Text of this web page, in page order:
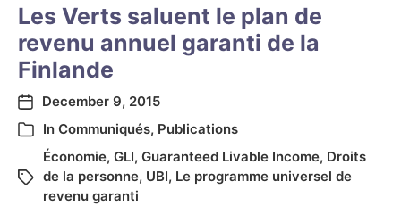
Les Verts saluent le plan de
revenu annuel garanti de la
Finlande
December 9, 2015
In Communiqués, Publications
Économie, GLI, Guaranteed Livable Income, Droits
de la personne, UBI, Le programme universel de
revenu garanti